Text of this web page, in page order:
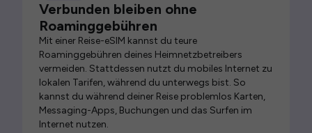
Verbunden bleiben ohne
Roaminggebühren
Mit einer Reise-eSIM kannst du teure
Roaminggebühren deines Heimnetzbetreibers
vermeiden. Stattdessen nutzt du mobiles Internet zu
lokalen Tarifen, während du unterwegs bist. So
kannst du während deiner Reise problemlos Karten,
Messaging-Apps, Buchungen und das Surfen im
Internet nutzen.